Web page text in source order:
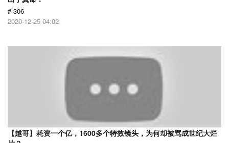
# 306
2020-12-25 04:02
【越哥】耗资一个亿，1600多个特效镜头，为何却被骂成世纪大烂